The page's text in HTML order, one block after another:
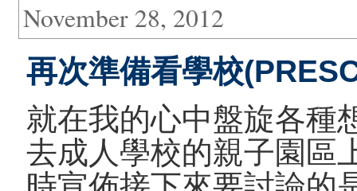
November 28, 2012
再次準備看學校
就在我的心中盤旋各種
去成人學校的親子園區